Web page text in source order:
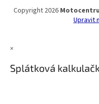
Copyright 2026
Upravit
×
Splátková